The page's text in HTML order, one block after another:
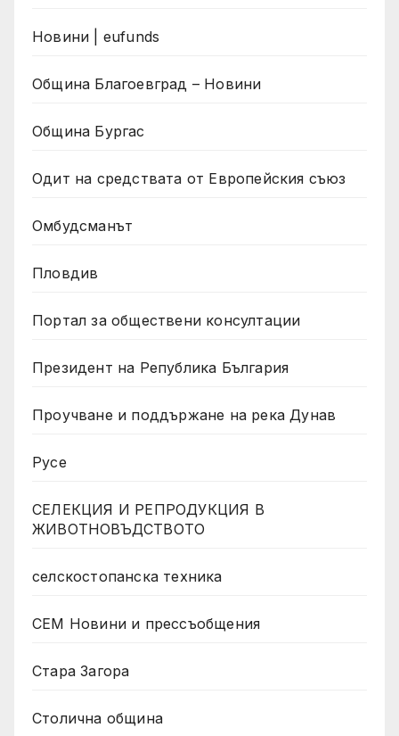
Новини | eufunds
Община Благоевград – Новини
Община Бургас
Одит на средствата от Европейския съюз
Омбудсманът
Пловдив
Портал за обществени консултации
Президент на Република България
Проучване и поддържане на река Дунав
Русе
СЕЛЕКЦИЯ И РЕПРОДУКЦИЯ В
ЖИВОТНОВЪДСТВОТО
селскостопанска техника
СЕМ Новини и прессъобщения
Стара Загора
Столична община